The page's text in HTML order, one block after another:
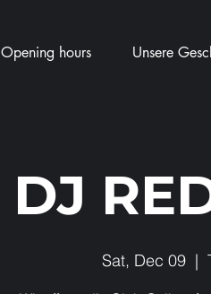
Opening hours Unsere
DJ
Sat, Dec 09
  |